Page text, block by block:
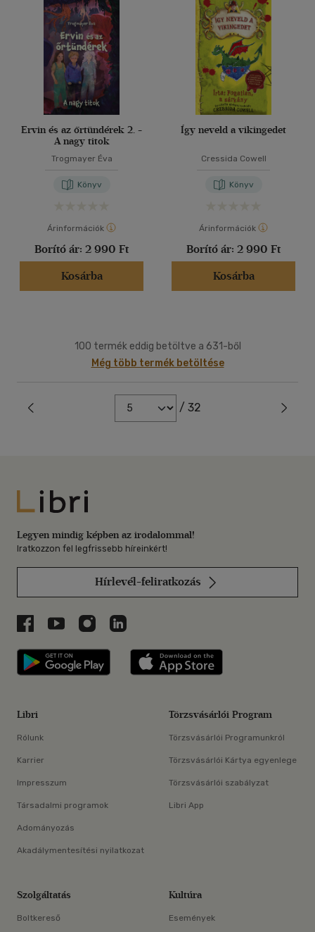
Ervin és az őrtündérek 2. -
A nagy titok
Trogmayer Éva
Könyv
Árinformációk
Borító ár: 2 990 Ft
Kosárba
Így neveld a vikingedet
Cressida Cowell
Könyv
Árinformációk
Borító ár: 2 990 Ft
Kosárba
100 termék eddig betöltve a 631-ből
Még több termék betöltése
/ 32
Libri
Legyen mindig képben az irodalommal!
Iratkozzon fel legfrissebb híreinkért!
Hírlevél-feliratkozás
Libri a Facebookon
Libri a Youtube-on
Libri az Instagramon
Libri a LinkedInen
Libri applikáció Szerezd meg: Google
Libri
Rólunk
Karrier
Impresszum
Társadalmi programok
Adományozás
Akadálymentesítési nyilatkozat
Törzsvásárlói Program
Törzsvásárlói Programunkról
Törzsvásárlói Kártya egyenlege
Törzsvásárlói szabályzat
Libri App
Szolgáltatás
Boltkereső
Kultúra
Események